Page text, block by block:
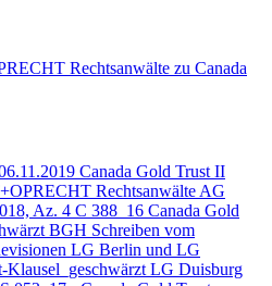
Rechtsanwälte zu Canada
Canada Gold Trust II
Rechtsanwälte AG
Az. 4 C 388_16 Canada Gold
BGH Schreiben vom
LG Berlin und LG
Klausel_geschwärzt LG Duisburg